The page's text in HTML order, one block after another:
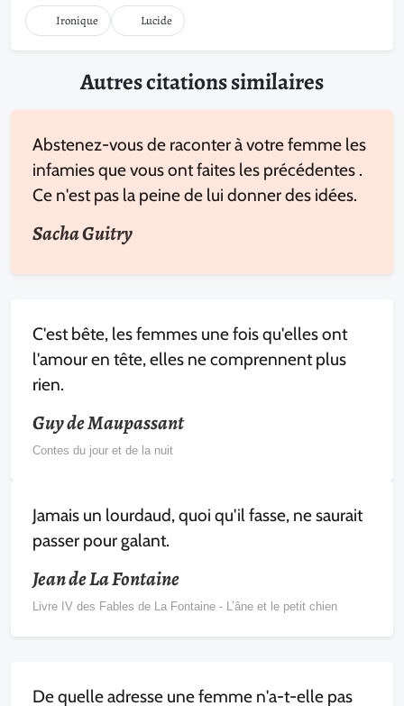
Ironique Lucide
Autres citations similaires
Abstenez-vous de raconter à votre femme les
infamies que vous ont faites les précédentes .
Ce n'est pas la peine de lui donner des idées.
Sacha Guitry
C'est bête, les femmes une fois qu'elles ont
l'amour en tête, elles ne comprennent plus
rien.
Guy de Maupassant
Contes du jour et de la nuit
Jamais un lourdaud, quoi qu'il fasse, ne saurait
passer pour galant.
Jean de La Fontaine
Livre IV des Fables de La Fontaine - L’âne et le petit chien
De quelle adresse une femme n'a-t-elle pas